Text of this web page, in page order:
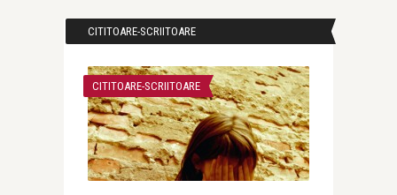
CITITOARE-SCRIITOARE
CITITOARE-SCRIITOARE